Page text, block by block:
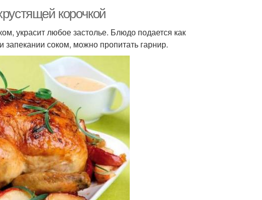
корочкой
украсит любое застолье. Блюдо подается как
соком, можно пропитать гарнир.